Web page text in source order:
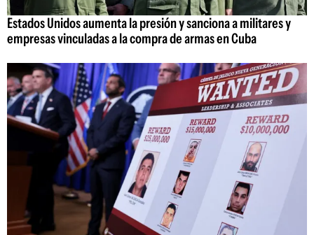
Estados Unidos aumenta la presión y sanciona a militares y
empresas vinculadas a la compra de armas en Cuba